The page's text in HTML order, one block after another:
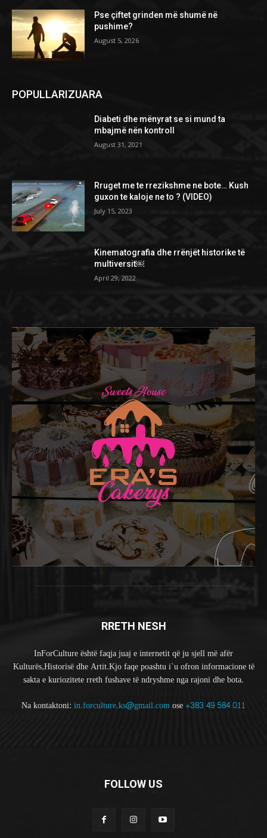
Pse çiftet grinden më shumë në
pushime?
August 5, 2026
POPULLARIZUARA
Diabeti dhe mënyrat se si mund ta
mbajmë nën kontroll
August 31, 2021
Rruget me te rrezikshme ne bote… Kush
guxon te kaloje ne to ? (VIDEO)
July 15, 2023
Kinematografia dhe rrënjët historike të
multiversit￼
April 29, 2022
RRETH NESH
InForCulture është faqja juaj e internetit që ju sjell më afër
Kulturës,Historisë dhe Artit.Kjo faqe poashtu i`u ofron informacione të
sakta e kuriozitete rreth fushave të ndryshme nga rajoni dhe bota.
Na kontaktoni: in.forculture.ks@gmail.comose+383 49 584 011
FOLLOW US